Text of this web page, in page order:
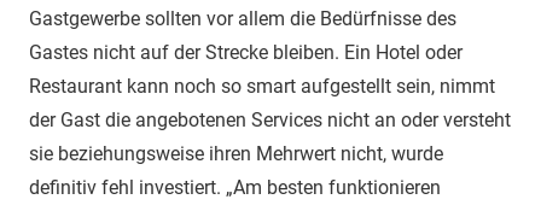
Gastgewerbe sollten vor allem die Bedürfnisse des
Gastes nicht auf der Strecke bleiben. Ein Hotel oder
Restaurant kann noch so smart aufgestellt sein, nimmt
der Gast die angebotenen Services nicht an oder versteht
sie beziehungsweise ihren Mehrwert nicht, wurde
definitiv fehl investiert. „Am besten funktionieren